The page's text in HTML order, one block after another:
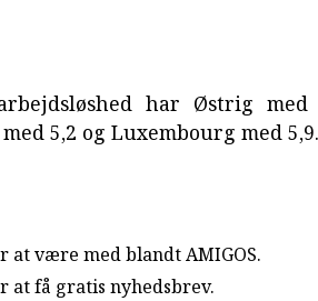
har Østrig med
5,2 og Luxembourg med 5,9.
at være med blandt AMIGOS.
at få gratis nyhedsbrev.